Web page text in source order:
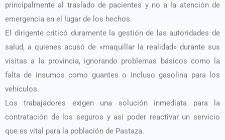
principalmente al traslado de pacientes y no a la atención de
emergencia en el lugar de los hechos.
El dirigente criticó duramente la gestión de las autoridades de
salud, a quienes acusó de «maquillar la realidad» durante sus
visitas a la provincia, ignorando problemas básicos como la
falta de insumos como guantes o incluso gasolina para los
vehículos.
Los trabajadores exigen una solución inmediata para la
contratación de los seguros y así poder reactivar un servicio
que es vital para la población de Pastaza.